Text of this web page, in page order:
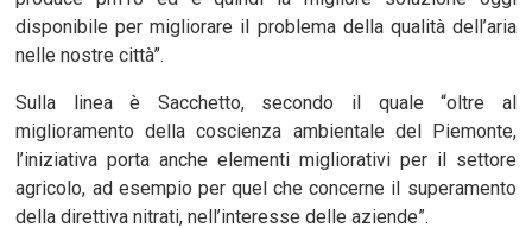
disponibile per migliorare il problema della qualità dell’aria
nelle nostre città”.
Sulla linea è Sacchetto, secondo il quale “oltre al
miglioramento della coscienza ambientale del Piemonte,
l’iniziativa porta anche elementi migliorativi per il settore
agricolo, ad esempio per quel che concerne il superamento
della direttiva nitrati, nell’interesse delle aziende”.